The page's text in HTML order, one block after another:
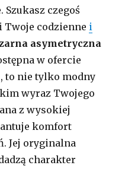
czegoś
Twoje codzienne i
asymetryczna
w ofercie
to nie tylko modny
wyraz Twojego
z wysokiej
komfort
Jej oryginalna
charakter